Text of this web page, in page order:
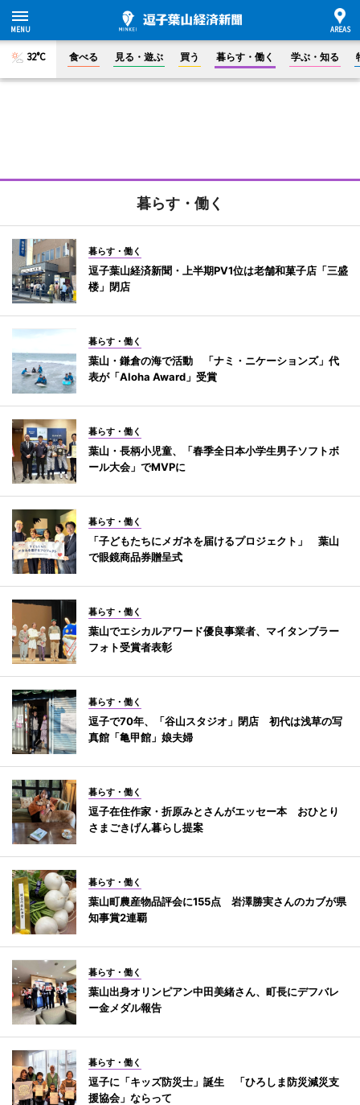
32°C 食べる 見る・遊ぶ 買う 暮らす・働く 学ぶ・知る
暮らす・働く
暮らす・働く
逗子葉山経済新聞・上半期PV1位は老舗和菓子店「三盛
楼」閉店
暮らす・働く
葉山・鎌倉の海で活動 「ナミ・ニケーションズ」代
表が「Aloha Award」受賞
暮らす・働く
葉山・長柄小児童、「春季全日本小学生男子ソフトボ
ール大会」でMVPに
暮らす・働く
「子どもたちにメガネを届けるプロジェクト」 葉山
で眼鏡商品券贈呈式
暮らす・働く
葉山でエシカルアワード優良事業者、マイタンブラー
フォト受賞者表彰
暮らす・働く
逗子で70年、「谷山スタジオ」閉店 初代は浅草の写
真館「亀甲館」娘夫婦
暮らす・働く
逗子在住作家・折原みとさんがエッセー本 おひとり
さまごきげん暮らし提案
暮らす・働く
葉山町農産物品評会に155点 岩澤勝実さんのカブが県
知事賞2連覇
暮らす・働く
葉山出身オリンピアン中田美緒さん、町長にデフバレ
ー金メダル報告
暮らす・働く
逗子に「キッズ防災士」誕生 「ひろしま防災減災支
援協会」ならって